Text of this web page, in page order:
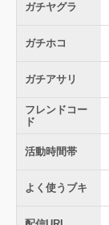
ガチヤグラ
ガチホコ
ガチアサリ
フレンドコー
ド
活動時間帯
よく使うブキ